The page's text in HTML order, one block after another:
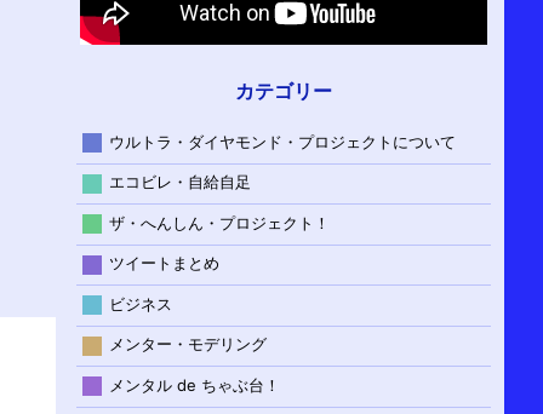
カテゴリー
ウルトラ・ダイヤモンド・プロジェクトについて
エコビレ・自給自足
ザ・へんしん・プロジェクト！
ツイートまとめ
ビジネス
メンター・モデリング
メンタル de ちゃぶ台！